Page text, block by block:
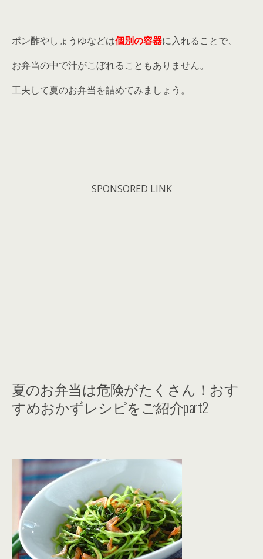
ポン酢やしょうゆなどは個別の容器に入れることで、
お弁当の中で汁がこぼれることもありません。
工夫して夏のお弁当を詰めてみましょう。
SPONSORED LINK
夏のお弁当は危険がたくさん！おす
すめおかずレシピをご紹介part2